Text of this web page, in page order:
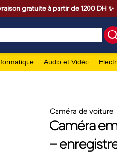
gratuite à partir de 1200 DH ✨
Audio et Vidéo
Caméra de voiture
Caméra
–